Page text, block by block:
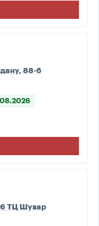
88-б
ТЦ Шувар